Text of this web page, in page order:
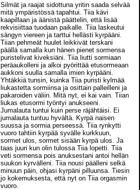
Silmät ja raajat sidottuna yritin saada selvää
mitä ympäristössä tapahtui. Tiia kävi
kaapillaan ja äänistä päättelin, että lisää
rekvisiittaa tuodaan paikalle. Tiia laskeutui
sängyn viereen ja tarttui hellästi kyrpääni.
Tiian pehmeät huulet leikkivät terskani
päällä samalla kun hänen pienet sormensa
puristelivat kiveksiäni. Tiia liutti sormiaan
peräaukolleni ja alkoi pyörittää etusormeaan
aukkoni suulla samalla imien kyrpääni.
Yhtäkkiä tunsin, kuinka Tiia puristi kylmää
liukastetta sormiinsa ja osittain palleilleni ja
pakaroiden väliin. Mitä nyt, ei kai vain. Tiian
liukas etusormi työntyi anukseeni.
Jumalauta tuntui kuin perse räjähtäisi. Ei
jumalauta tuntuu hyvältä. Kyrpä naisen
suussa ja sormia perseessä. Tiia rynkytti
vuoro tahtiin kyrpää syvälle kurkkuun,
sormet ulos, sormet sisään kyrpä ulos. Ja
taas juuri kun olin tulossa Tiia lopetti. Tiia
veti sormensa pois anuksestani antoi hellän
suukon kyrvälleni. Tiia nousi päälleni selkä
minuun päin, ohjasi kyrpäni pilluunsa. Tiesin
jo kokemuksesta, että nyt on Tiia orgasmin
vuoro.